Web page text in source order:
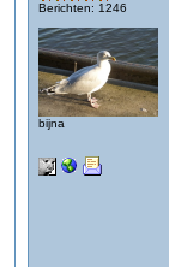
Berichten: 1246
bijna